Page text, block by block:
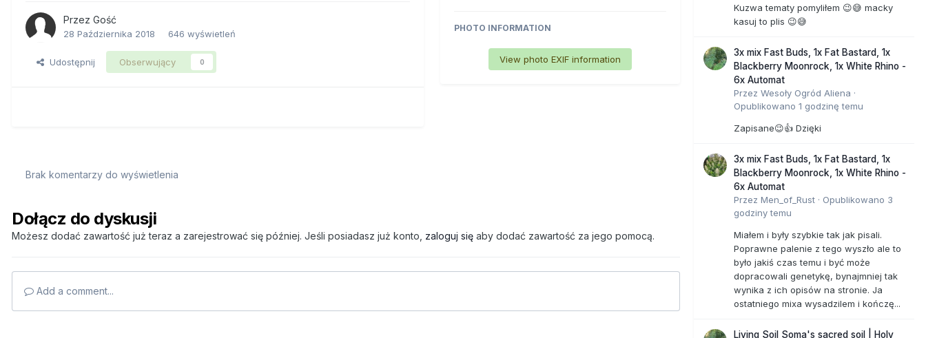
Przez Gość
28 Października 2018 646 wyświetleń
Udostępnij Obserwujący 0
PHOTO INFORMATION
View photo EXIF information
Brak komentarzy do wyświetlenia
Dołącz do dyskusji
Możesz dodać zawartość już teraz a zarejestrować się później. Jeśli posiadasz już konto, zaloguj się aby dodać zawartość za jego pomocą.
Add a comment...
Kuzwa tematy pomyliłem 😉😅 macky
kasuj to plis 😉😅
3x mix Fast Buds, 1x Fat Bastard, 1x
Blackberry Moonrock, 1x White Rhino -
6x Automat
Przez Wesoły Ogród Aliena ·
Opublikowano 1 godzinę temu
Zapisane😉👍 Dzięki
3x mix Fast Buds, 1x Fat Bastard, 1x
Blackberry Moonrock, 1x White Rhino -
6x Automat
Przez Men_of_Rust · Opublikowano 3
godziny temu
Miałem i były szybkie tak jak pisali.
Poprawne palenie z tego wyszło ale to
było jakiś czas temu i być może
dopracowali genetykę, bynajmniej tak
wynika z ich opisów na stronie. Ja
ostatniego mixa wysadzilem i kończę...
Living Soil Soma's sacred soil | Holy